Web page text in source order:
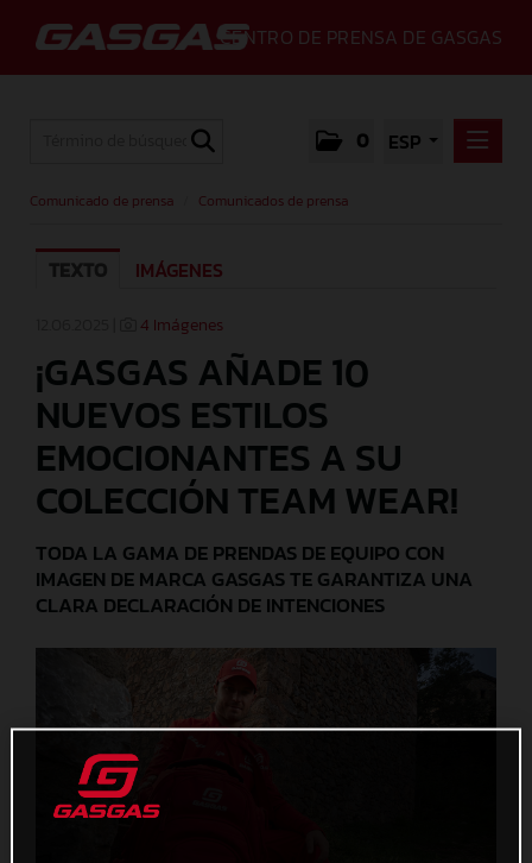
CENTRO DE PRENSA DE GASGAS
0 ESP
MEDIA
GASGAS
CONTACTO
Comunicado de prensa Comunicados de prensa
TEXTO IMÁGENES
4 Imágenes
¡GASGAS AÑADE 10
NUEVOS ESTILOS
EMOCIONANTES A SU
COLECCIÓN TEAM WEAR!
TODA LA GAMA DE PRENDAS DE EQUIPO CON
IMAGEN DE MARCA GASGAS TE GARANTIZA UNA
CLARA DECLARACIÓN DE INTENCIONES